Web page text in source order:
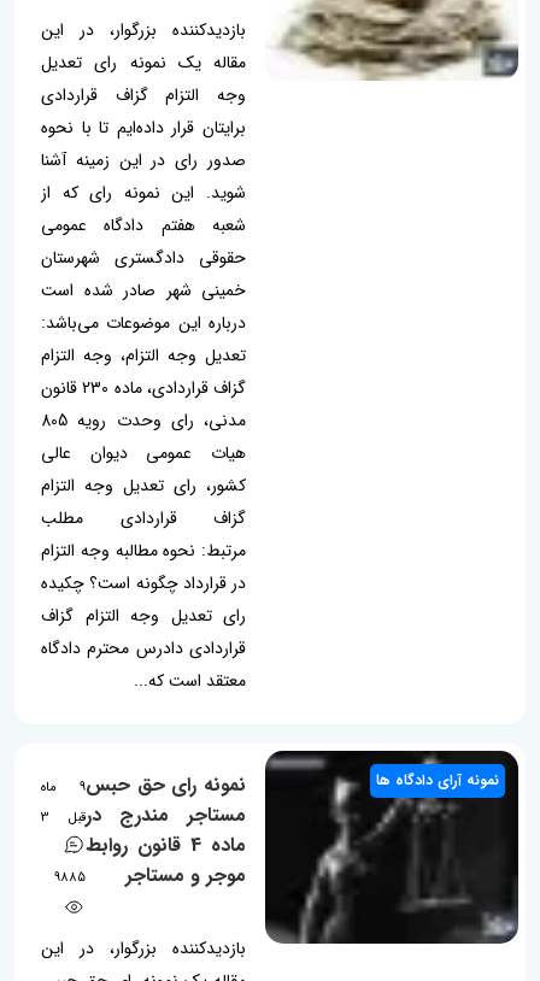
بازدیدکننده بزرگوار، در این
مقاله یک نمونه رای تعدیل
وجه التزام گزاف قراردادی
برایتان قرار داده‌ایم تا با نحوه
صدور رای در این زمینه آشنا
شوید. این نمونه رای که از
شعبه هفتم دادگاه عمومی
حقوقی دادگستری شهرستان
خمینی شهر صادر شده است
درباره این موضوعات می‌باشد:
تعدیل وجه التزام، وجه التزام
گزاف قراردادی، ماده 230 قانون
مدنی، رای وحدت رویه 805
هیات عمومی دیوان عالی
کشور، رای تعدیل وجه التزام
گزاف قراردادی مطلب
مرتبط: نحوه مطالبه وجه التزام
در قرارداد چگونه است؟ چکیده
رای تعدیل وجه التزام گزاف
قراردادی دادرس محترم دادگاه
معتقد است که...
نمونه آرای دادگاه ها
نمونه رای حق حبس
مستاجر مندرج در
ماده 4 قانون روابط
موجر و مستاجر
9 ماه
قبل
3
9885
بازدیدکننده بزرگوار، در این